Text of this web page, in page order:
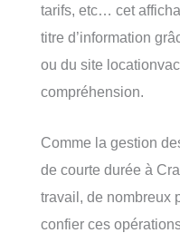
tarifs, etc… cet
titre d’information
ou du site
compréhension.
Comme la gestion
de courte durée à
travail, de nombreux
confier ces